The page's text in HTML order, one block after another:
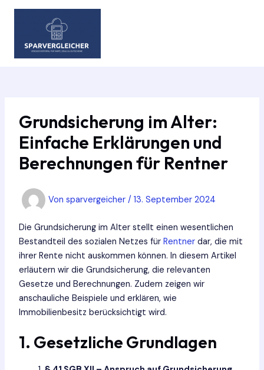
Zum
Grundsicherung im Alter:
Einfache Erklärungen und
Berechnungen für Rentner
Von sparvergeicher / 13. September 2024
Die Grundsicherung im Alter stellt einen wesentlichen
Bestandteil des sozialen Netzes für Rentnerdar, die mit
ihrer Rente nicht auskommen können. In diesem Artikel
erläutern wir die Grundsicherung, die relevanten
Gesetze und Berechnungen. Zudem zeigen wir
anschauliche Beispiele und erklären, wie
Immobilienbesitz berücksichtigt wird.
1. Gesetzliche Grundlagen